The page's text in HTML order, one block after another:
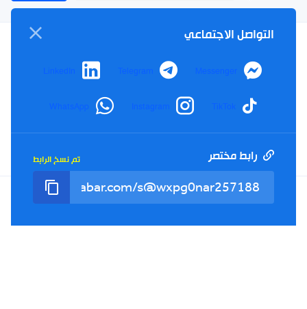
الأحكام والشروط
اتصل بنا
التواصل الاجتماعي
Messenger
Telegram
LinkedIn
TikTok
Instagram
WhatsApp
رابط مختصر تم نسخ الرابط